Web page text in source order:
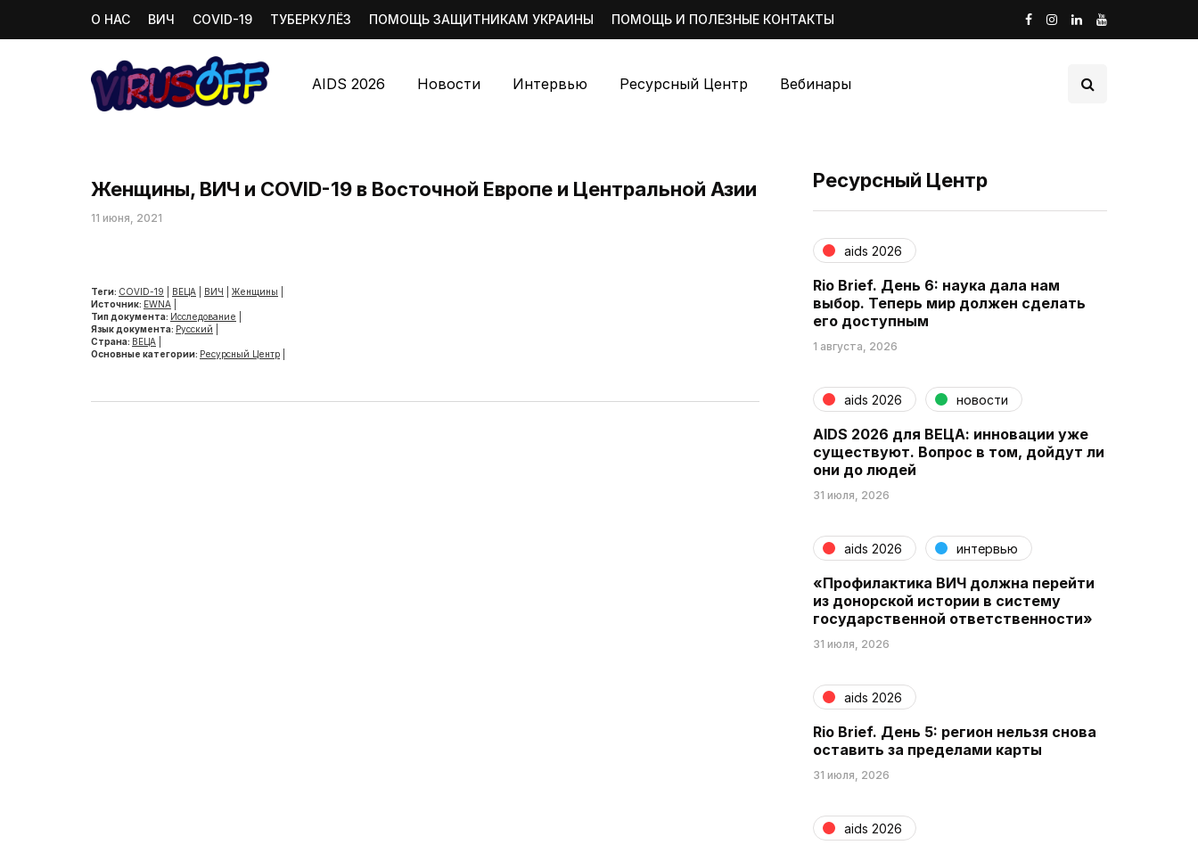
О НАС ВИЧ COVID-19 ТУБЕРКУЛЁЗ ПОМОЩЬ ЗАЩИТНИКАМ УКРАИНЫ ПОМОЩЬ И ПОЛЕЗНЫЕ КОНТАКТЫ
AIDS 2026 Новости Интервью Ресурсный Центр Вебинары
Женщины, ВИЧ и COVID-19 в Восточной Европе и Центральной Азии
11 июня, 2021
Теги: COVID-19 ВЕЦА ВИЧ Женщины
Источник: EWNA
Тип документа: Исследование
Язык документа: Русский
Страна: ВЕЦА
Основные категории: Ресурсный Центр
Ресурсный Центр
aids 2026
Rio Brief. День 6: наука дала нам
выбор. Теперь мир должен сделать
его доступным
1 августа, 2026
aids 2026 новости
AIDS 2026 для ВЕЦА: инновации уже
существуют. Вопрос в том, дойдут ли
они до людей
31 июля, 2026
aids 2026 интервью
«Профилактика ВИЧ должна перейти
из донорской истории в систему
государственной ответственности»
31 июля, 2026
aids 2026
Rio Brief. День 5: регион нельзя снова
оставить за пределами карты
31 июля, 2026
aids 2026